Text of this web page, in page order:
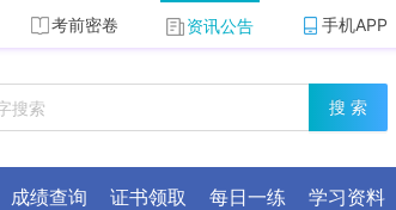
考前密卷 资讯公告 手机APP
搜 索
成绩查询 证书领取 每日一练 学习资料